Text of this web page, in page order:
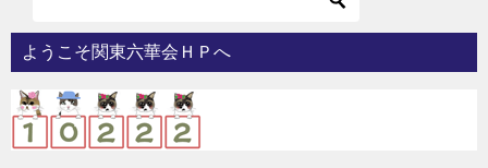
ようこそ関東六華会ＨＰへ